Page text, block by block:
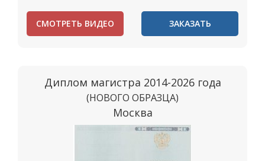
СМОТРЕТЬ ВИДЕО ЗАКАЗАТЬ
Диплом магистра 2014-2026 года
(НОВОГО ОБРАЗЦА)
Москва